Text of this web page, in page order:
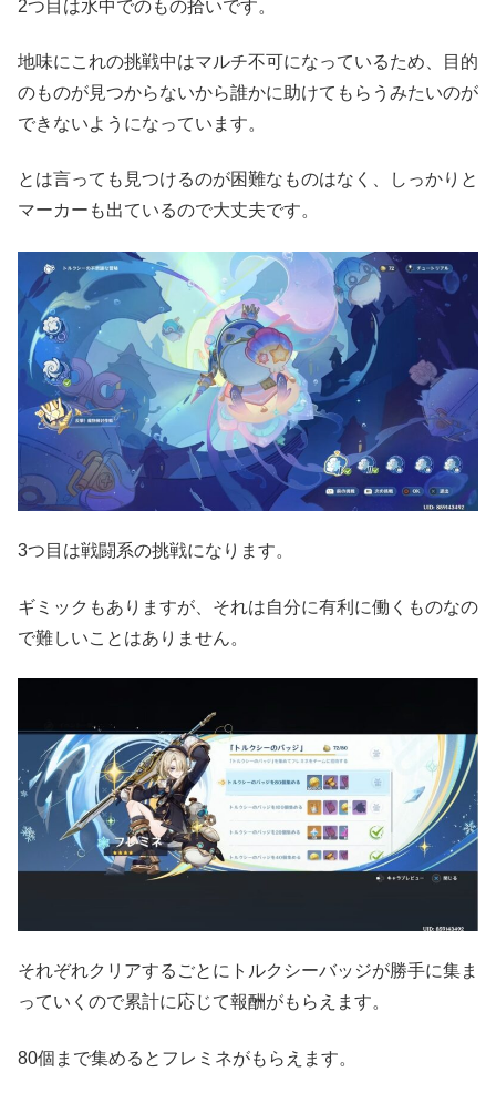
2つ目は水中でのもの拾いです。
地味にこれの挑戦中はマルチ不可になっているため、目的
のものが見つからないから誰かに助けてもらうみたいのが
できないようになっています。
とは言っても見つけるのが困難なものはなく、しっかりと
マーカーも出ているので大丈夫です。
3つ目は戦闘系の挑戦になります。
ギミックもありますが、それは自分に有利に働くものなの
で難しいことはありません。
それぞれクリアするごとにトルクシーバッジが勝手に集ま
っていくので累計に応じて報酬がもらえます。
80個まで集めるとフレミネがもらえます。